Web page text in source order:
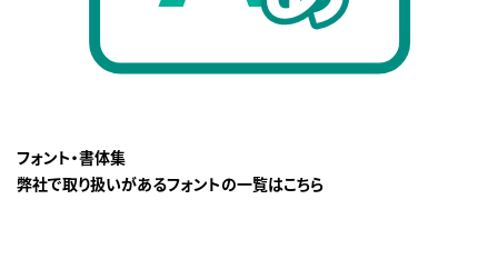
フォント・書体集
弊社で取り扱いがあるフォントの一覧はこちら